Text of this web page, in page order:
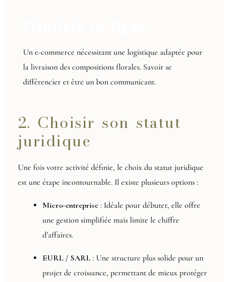
Un e-commerce nécessitant une logistique adaptée pour
la livraison des compositions florales. Savoir se
différencier et être un bon communicant.
2. Choisir son statut
juridique
Une fois votre activité définie, le choix du statut juridique
est une étape incontournable. Il existe plusieurs options :
Micro-entreprise: Idéale pour débuter, elle offre
une gestion simplifiée mais limite le chiffre
d’affaires.
EURL / SARL: Une structure plus solide pour un
projet de croissance, permettant de mieux protéger